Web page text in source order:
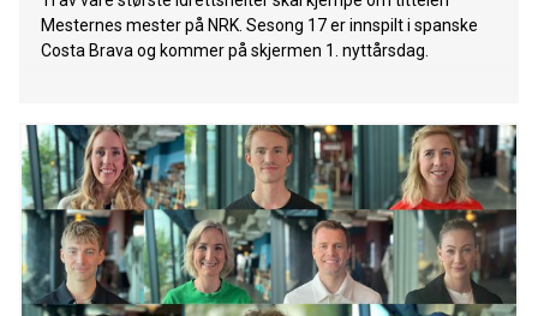
Mesternes mester på NRK. Sesong 17 er innspilt i spanske
Costa Brava og kommer på skjermen 1. nyttårsdag.